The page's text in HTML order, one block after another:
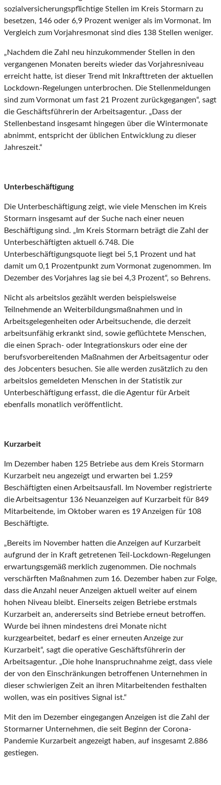
sozialversicherungspflichtige Stellen im Kreis Stormarn zu
besetzen, 146 oder 6,9 Prozent weniger als im Vormonat. Im
Vergleich zum Vorjahresmonat sind dies 138 Stellen weniger.
„Nachdem die Zahl neu hinzukommender Stellen in den
vergangenen Monaten bereits wieder das Vorjahresniveau
erreicht hatte, ist dieser Trend mit Inkrafttreten der aktuellen
Lockdown-Regelungen unterbrochen. Die Stellenmeldungen
sind zum Vormonat um fast 21 Prozent zurückgegangen“, sagt
die Geschäftsführerin der Arbeitsagentur. „Dass der
Stellenbestand insgesamt hingegen über die Wintermonate
abnimmt, entspricht der üblichen Entwicklung zu dieser
Jahreszeit.“
Unterbeschäftigung
Die Unterbeschäftigung zeigt, wie viele Menschen im Kreis
Stormarn insgesamt auf der Suche nach einer neuen
Beschäftigung sind. „Im Kreis Stormarn beträgt die Zahl der
Unterbeschäftigten aktuell 6.748. Die
Unterbeschäftigungsquote liegt bei 5,1 Prozent und hat
damit um 0,1 Prozentpunkt zum Vormonat zugenommen. Im
Dezember des Vorjahres lag sie bei 4,3 Prozent“, so Behrens.
Nicht als arbeitslos gezählt werden beispielsweise
Teilnehmende an Weiterbildungsmaßnahmen und in
Arbeitsgelegenheiten oder Arbeitsuchende, die derzeit
arbeitsunfähig erkrankt sind, sowie geflüchtete Menschen,
die einen Sprach- oder Integrationskurs oder eine der
berufsvorbereitenden Maßnahmen der Arbeitsagentur oder
des Jobcenters besuchen. Sie alle werden zusätzlich zu den
arbeitslos gemeldeten Menschen in der Statistik zur
Unterbeschäftigung erfasst, die die Agentur für Arbeit
ebenfalls monatlich veröffentlicht.
Kurzarbeit
Im Dezember haben 125 Betriebe aus dem Kreis Stormarn
Kurzarbeit neu angezeigt und erwarten bei 1.259
Beschäftigten einen Arbeitsausfall. Im November registrierte
die Arbeitsagentur 136 Neuanzeigen auf Kurzarbeit für 849
Mitarbeitende, im Oktober waren es 19 Anzeigen für 108
Beschäftigte.
„Bereits im November hatten die Anzeigen auf Kurzarbeit
aufgrund der in Kraft getretenen Teil-Lockdown-Regelungen
erwartungsgemäß merklich zugenommen. Die nochmals
verschärften Maßnahmen zum 16. Dezember haben zur Folge,
dass die Anzahl neuer Anzeigen aktuell weiter auf einem
hohen Niveau bleibt. Einerseits zeigen Betriebe erstmals
Kurzarbeit an, andererseits sind Betriebe erneut betroffen.
Wurde bei ihnen mindestens drei Monate nicht
kurzgearbeitet, bedarf es einer erneuten Anzeige zur
Kurzarbeit“, sagt die operative Geschäftsführerin der
Arbeitsagentur. „Die hohe Inanspruchnahme zeigt, dass viele
der von den Einschränkungen betroffenen Unternehmen in
dieser schwierigen Zeit an ihren Mitarbeitenden festhalten
wollen, was ein positives Signal ist.“
Mit den im Dezember eingegangen Anzeigen ist die Zahl der
Stormarner Unternehmen, die seit Beginn der Corona-
Pandemie Kurzarbeit angezeigt haben, auf insgesamt 2.886
gestiegen.